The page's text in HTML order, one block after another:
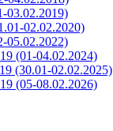
03.02.2019)
02.02.2020)
05.02.2022)
(01-04.02.2024)
(30.01-02.02.2025)
(05-08.02.2026)